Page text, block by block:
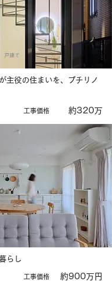
戸建て
主役の住まいを、プチリノ
約320万
​工事価格
マンション
らし
約900万円
​工事価格